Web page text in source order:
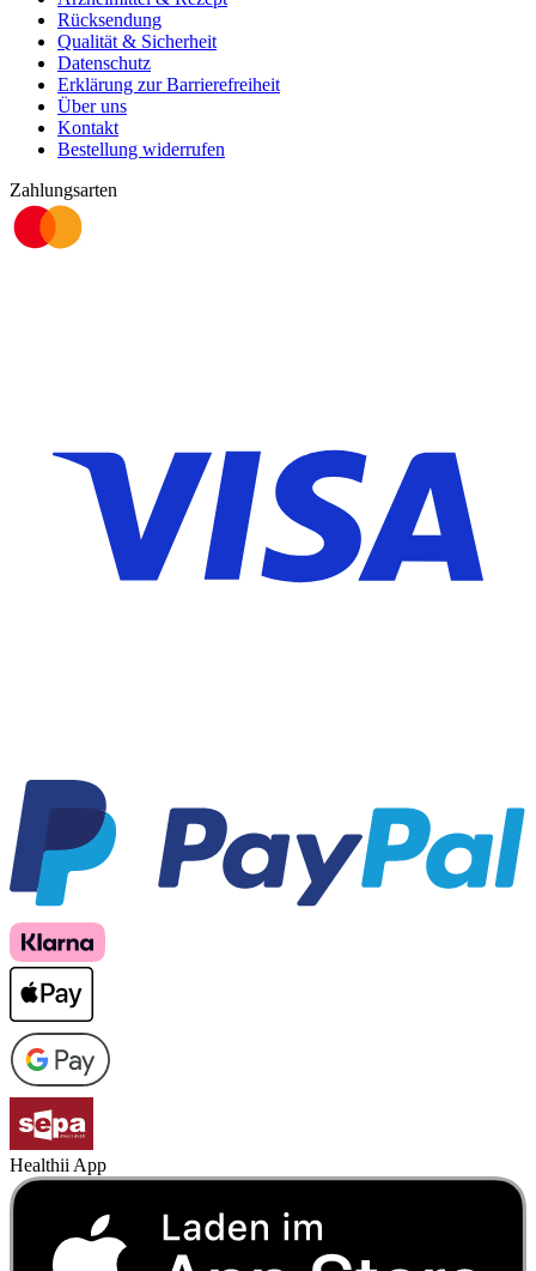
Rücksendung
Qualität & Sicherheit
Datenschutz
Erklärung zur Barrierefreiheit
Über uns
Kontakt
Bestellung widerrufen
Zahlungsarten
Healthii App